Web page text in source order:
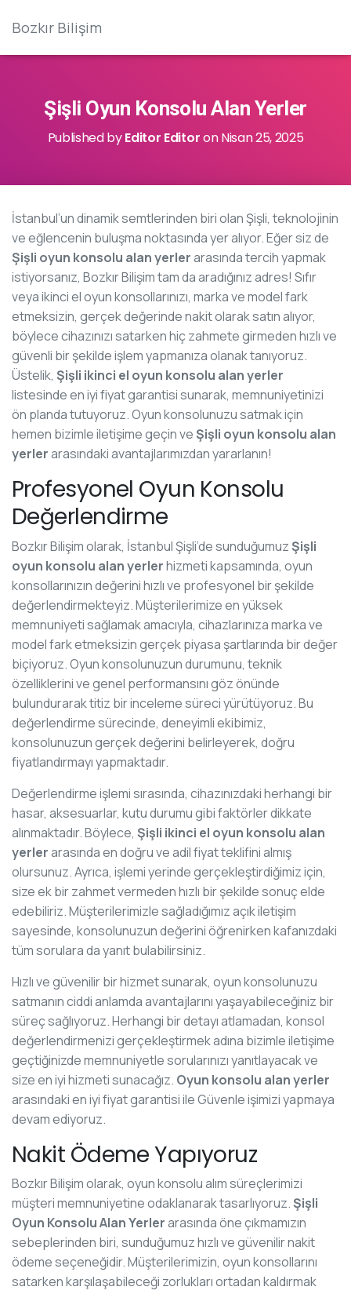
Bozkır Bilişim
Şişli Oyun Konsolu Alan Yerler
Published byEditor EditoronNisan 25, 2025
İstanbul’un dinamik semtlerinden biri olan Şişli, teknolojinin
ve eğlencenin buluşma noktasında yer alıyor. Eğer siz de
Şişli oyun konsolu alan yerlerarasında tercih yapmak
istiyorsanız, Bozkır Bilişim tam da aradığınız adres! Sıfır
veya ikinci el oyun konsollarınızı, marka ve model fark
etmeksizin, gerçek değerinde nakit olarak satın alıyor,
böylece cihazınızı satarken hiç zahmete girmeden hızlı ve
güvenli bir şekilde işlem yapmanıza olanak tanıyoruz.
Üstelik, Şişli ikinci el oyun konsolu alan yerler
listesinde en iyi fiyat garantisi sunarak, memnuniyetinizi
ön planda tutuyoruz. Oyun konsolunuzu satmak için
hemen bizimle iletişime geçin ve Şişli oyun konsolu alan
yerlerarasındaki avantajlarımızdan yararlanın!
Profesyonel Oyun Konsolu
Değerlendirme
Bozkır Bilişim olarak, İstanbul Şişli’de sunduğumuz Şişli
oyun konsolu alan yerlerhizmeti kapsamında, oyun
konsollarınızın değerini hızlı ve profesyonel bir şekilde
değerlendirmekteyiz. Müşterilerimize en yüksek
memnuniyeti sağlamak amacıyla, cihazlarınıza marka ve
model fark etmeksizin gerçek piyasa şartlarında bir değer
biçiyoruz. Oyun konsolunuzun durumunu, teknik
özelliklerini ve genel performansını göz önünde
bulundurarak titiz bir inceleme süreci yürütüyoruz. Bu
değerlendirme sürecinde, deneyimli ekibimiz,
konsolunuzun gerçek değerini belirleyerek, doğru
fiyatlandırmayı yapmaktadır.
Değerlendirme işlemi sırasında, cihazınızdaki herhangi bir
hasar, aksesuarlar, kutu durumu gibi faktörler dikkate
alınmaktadır. Böylece, Şişli ikinci el oyun konsolu alan
yerlerarasında en doğru ve adil fiyat teklifini almış
olursunuz. Ayrıca, işlemi yerinde gerçekleştirdiğimiz için,
size ek bir zahmet vermeden hızlı bir şekilde sonuç elde
edebiliriz. Müşterilerimizle sağladığımız açık iletişim
sayesinde, konsolunuzun değerini öğrenirken kafanızdaki
tüm sorulara da yanıt bulabilirsiniz.
Hızlı ve güvenilir bir hizmet sunarak, oyun konsolunuzu
satmanın ciddi anlamda avantajlarını yaşayabileceğiniz bir
süreç sağlıyoruz. Herhangi bir detayı atlamadan, konsol
değerlendirmenizi gerçekleştirmek adına bizimle iletişime
geçtiğinizde memnuniyetle sorularınızı yanıtlayacak ve
size en iyi hizmeti sunacağız. Oyun konsolu alan yerler
arasındaki en iyi fiyat garantisi ile Güvenle işimizi yapmaya
devam ediyoruz.
Nakit Ödeme Yapıyoruz
Bozkır Bilişim olarak, oyun konsolu alım süreçlerimizi
müşteri memnuniyetine odaklanarak tasarlıyoruz. Şişli
Oyun Konsolu Alan Yerlerarasında öne çıkmamızın
sebeplerinden biri, sunduğumuz hızlı ve güvenilir nakit
ödeme seçeneğidir. Müşterilerimizin, oyun konsollarını
satarken karşılaşabileceği zorlukları ortadan kaldırmak